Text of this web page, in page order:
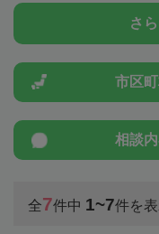
さ
市区
相談
全7件中 1~7件を